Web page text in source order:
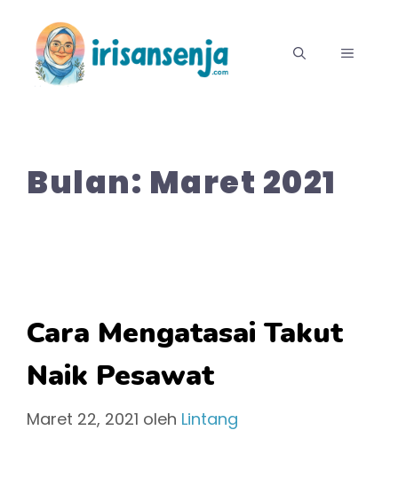
MENU
Bulan: Maret 2021
Cara Mengatasai Takut
Naik Pesawat
Maret 22, 2021 oleh Lintang